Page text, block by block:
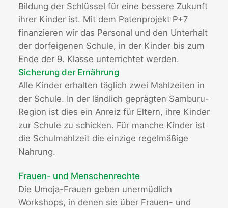
Bildung der Schlüssel für eine bessere Zukunft
ihrer Kinder ist. Mit dem Patenprojekt P+7
finanzieren wir das Personal und den Unterhalt
der dorfeigenen Schule, in der Kinder bis zum
Ende der 9. Klasse unterrichtet werden.
Sicherung der Ernährung
Alle Kinder erhalten täglich zwei Mahlzeiten in
der Schule. In der ländlich geprägten Samburu-
Region ist dies ein Anreiz für Eltern, ihre Kinder
zur Schule zu schicken. Für manche Kinder ist
die Schulmahlzeit die einzige regelmäßige
Nahrung.
Frauen- und Menschenrechte
Die Umoja-Frauen geben unermüdlich
Workshops, in denen sie über Frauen- und